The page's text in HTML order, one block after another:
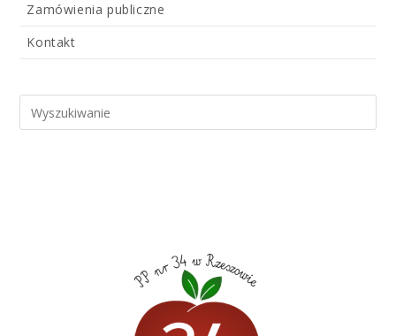
Zamówienia publiczne
Kontakt